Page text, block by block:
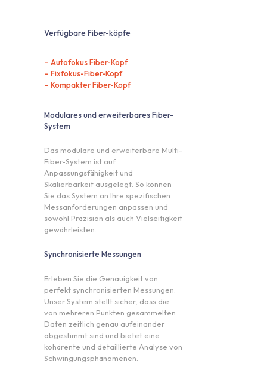
Verfügbare Fiber-köpfe
– Autofokus Fiber-Kopf
– Fixfokus-Fiber-Kopf
– Kompakter Fiber-Kopf
Modulares und erweiterbares Fiber-
System
Das modulare und erweiterbare Multi-
Fiber-System ist auf
Anpassungsfähigkeit und
Skalierbarkeit ausgelegt. So können
Sie das System an Ihre spezifischen
Messanforderungen anpassen und
sowohl Präzision als auch Vielseitigkeit
gewährleisten.
Synchronisierte Messungen
Erleben Sie die Genauigkeit von
perfekt synchronisierten Messungen.
Unser System stellt sicher, dass die
von mehreren Punkten gesammelten
Daten zeitlich genau aufeinander
abgestimmt sind und bietet eine
kohärente und detaillierte Analyse von
Schwingungsphänomenen.